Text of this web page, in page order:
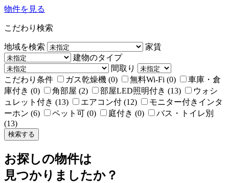
物件を見る
こだわり検索
地域を検索
家賃
建物のタイプ
間取り
こだわり条件
ガス乾燥機 (0) 無料Wi-Fi (0)
車庫・倉
庫付き (0)
角部屋 (2) 部屋LED照明付き (13)
ウォシ
ュレット付き (13)
エアコン付 (12)
モニター付きインタ
ーホン (6)
ペット可 (0) 庭付き (0)
バス・トイレ別
(13)
お探しの物件は
見つかりましたか？